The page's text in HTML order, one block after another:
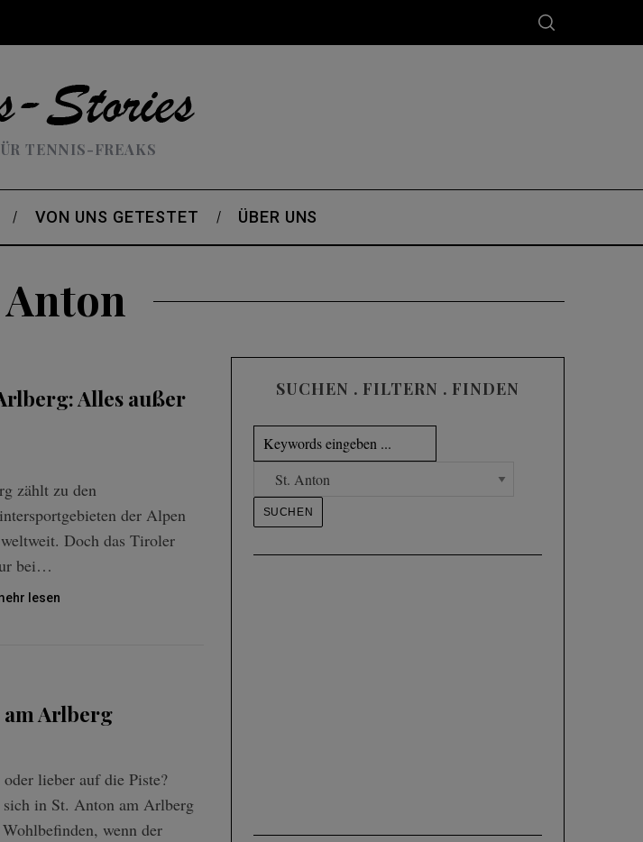
TENNIS-FREAKS
VON UNS GETESTET ÜBER UNS
Anton
Alles außer
zählt zu den
der Alpen
Doch das Tiroler
bei…
lesen
Arlberg
lieber auf die Piste?
in St. Anton am Arlberg
wenn der
SUCHEN . FILTERN . FINDEN